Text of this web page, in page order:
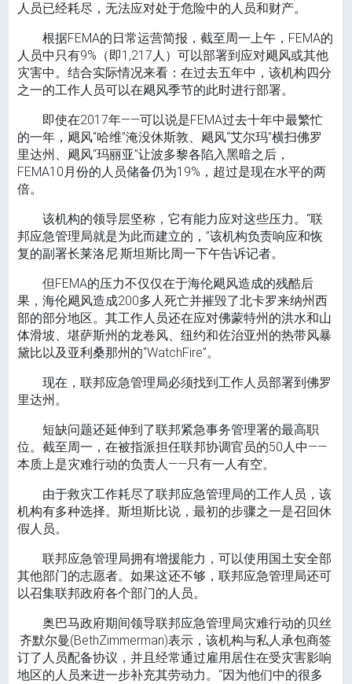
人员已经耗尽，无法应对处于危险中的人员和财产。
根据FEMA的日常运营简报，截至周一上午，FEMA的
人员中只有9%（即1,217人）可以部署到应对飓风或其他
灾害中。结合实际情况来看：在过去五年中，该机构四分
之一的工作人员可以在飓风季节的此时进行部署。
即使在2017年——可以说是FEMA过去十年中最繁忙
的一年，飓风“哈维”淹没休斯敦、飓风“艾尔玛”横扫佛罗
里达州、飓风“玛丽亚”让波多黎各陷入黑暗之后，
FEMA10月份的人员储备仍为19%，超过是现在水平的两
倍。
该机构的领导层坚称，它有能力应对这些压力。“联
邦应急管理局就是为此而建立的，”该机构负责响应和恢
复的副署长莱洛尼·斯坦斯比周一下午告诉记者。
但FEMA的压力不仅仅在于海伦飓风造成的残酷后
果，海伦飓风造成200多人死亡并摧毁了北卡罗来纳州西
部的部分地区。其工作人员还在应对佛蒙特州的洪水和山
体滑坡、堪萨斯州的龙卷风、纽约和佐治亚州的热带风暴
黛比以及亚利桑那州的“WatchFire”。
现在，联邦应急管理局必须找到工作人员部署到佛罗
里达州。
短缺问题还延伸到了联邦紧急事务管理署的最高职
位。截至周一，在被指派担任联邦协调官员的50人中——
本质上是灾难行动的负责人——只有一人有空。
由于救灾工作耗尽了联邦应急管理局的工作人员，该
机构有多种选择。斯坦斯比说，最初的步骤之一是召回休
假人员。
联邦应急管理局拥有增援能力，可以使用国土安全部
其他部门的志愿者。如果这还不够，联邦应急管理局还可
以召集联邦政府各个部门的人员。
奥巴马政府期间领导联邦应急管理局灾难行动的贝丝
·齐默尔曼(BethZimmerman)表示，该机构与私人承包商签
订了人员配备协议，并且经常通过雇用居住在受灾害影响
地区的人员来进一步补充其劳动力。“因为他们中的很多